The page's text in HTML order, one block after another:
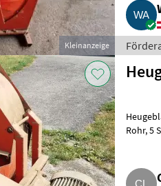
Kleinanzeige
Heugebläse Buchmann